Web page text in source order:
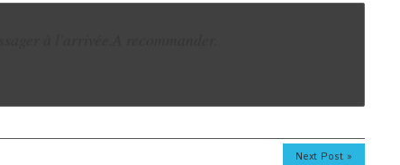
Next Post »